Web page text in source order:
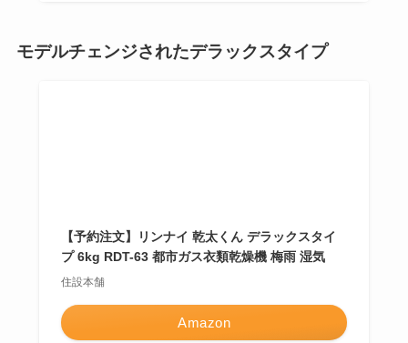
モデルチェンジされたデラックスタイプ
【予約注文】リンナイ 乾太くん デラックスタイ
プ 6kg RDT-63 都市ガス衣類乾燥機 梅雨 湿気
住設本舗
Amazon